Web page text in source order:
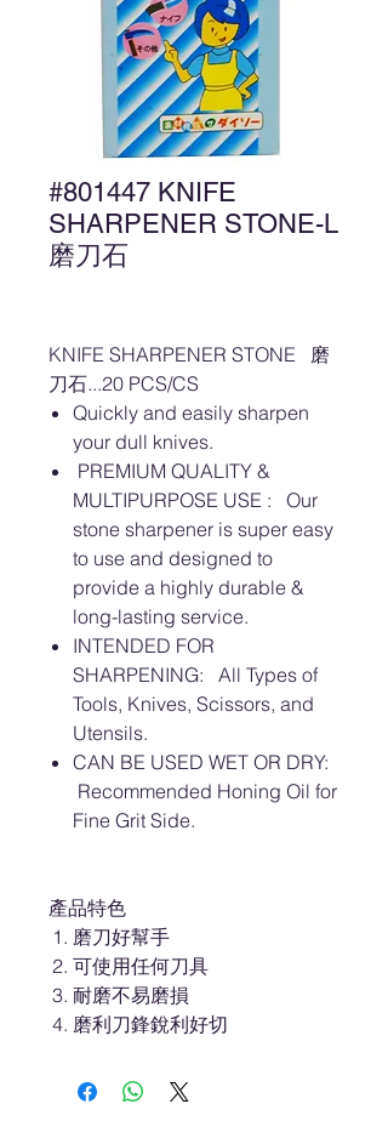
#801447 KNIFE
SHARPENER STONE-L
磨刀石
KNIFE SHARPENER STONE 磨
刀石...20 PCS/CS
Quickly and easily sharpen
your dull knives.
PREMIUM QUALITY &
MULTIPURPOSE USE : Our
stone sharpener is super easy
to use and designed to
provide a highly durable &
long-lasting service.
INTENDED FOR
SHARPENING: All Types of
Tools, Knives, Scissors, and
Utensils.
CAN BE USED WET OR DRY:
Recommended Honing Oil for
Fine Grit Side.
產品特色
磨刀好幫手
可使用任何刀具
耐磨不易磨損
磨利刀鋒銳利好切